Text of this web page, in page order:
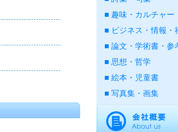
趣味・カルチャー
ビジネス・情報・
論文・学術書・参
思想・哲学
絵本・児童書
写真集・画集